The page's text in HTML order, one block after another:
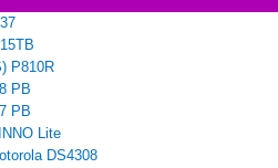
Thị Giá Wincor Nixdorf BA63
điện tử chỉ bằng cách chạm vào các biểu
dẫn trên màn hình.
P810R
PB
PB
Lite
DS4308